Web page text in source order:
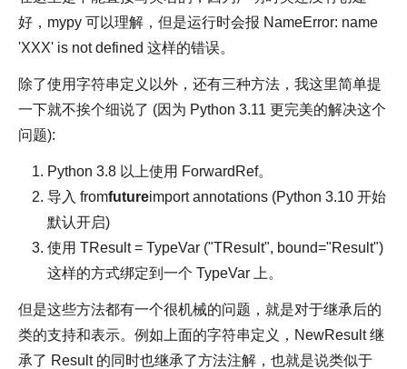
好，mypy 可以理解，但是运行时会报 NameError: name
'XXX' is not defined 这样的错误。
除了使用字符串定义以外，还有三种方法，我这里简单提
一下就不挨个细说了 (因为 Python 3.11 更完美的解决这个
问题):
Python 3.8 以上使用 ForwardRef。
导入 fromfutureimport annotations (Python 3.10 开始
默认开启)
使用 TResult = TypeVar ("TResult", bound="Result")
这样的方式绑定到一个 TypeVar 上。
但是这些方法都有一个很机械的问题，就是对于继承后的
类的支持和表示。例如上面的字符串定义，NewResult 继
承了 Result 的同时也继承了方法注解，也就是说类似于